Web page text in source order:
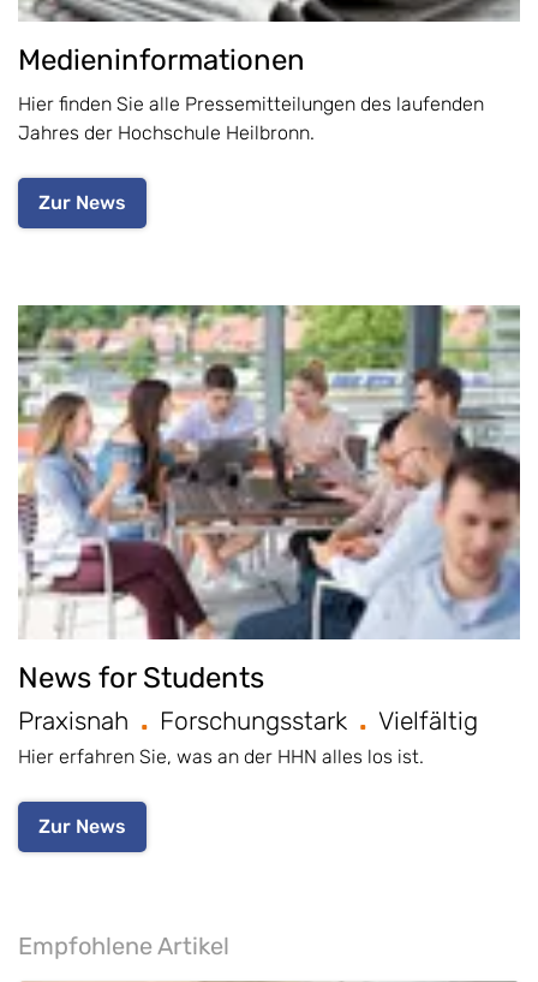
Medieninformationen
Hier finden Sie alle Pressemitteilungen des laufenden
Jahres der Hochschule Heilbronn.
Zur News
News for Students
Praxisnah Forschungsstark Vielfältig
Hier erfahren Sie, was an der HHN alles los ist.
Zur News
Empfohlene Artikel